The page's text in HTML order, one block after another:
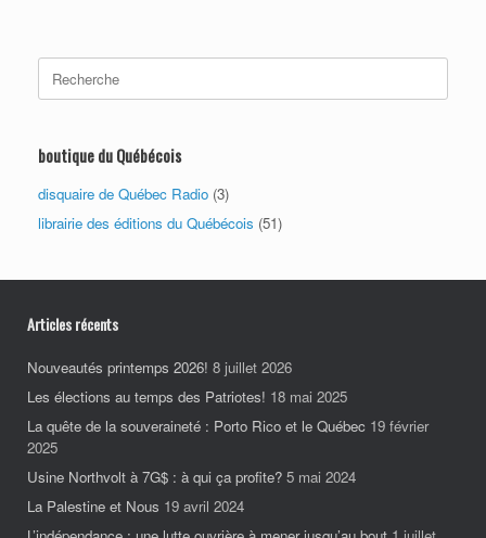
Search
for:
boutique du Québécois
disquaire de Québec Radio (3)
librairie des éditions du Québécois (51)
Articles récents
Nouveautés printemps 2026! 8 juillet 2026
Les élections au temps des Patriotes! 18 mai 2025
La quête de la souveraineté : Porto Rico et le Québec 19 février
2025
Usine Northvolt à 7G$ : à qui ça profite? 5 mai 2024
La Palestine et Nous 19 avril 2024